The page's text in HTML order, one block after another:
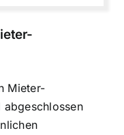
Mieter-